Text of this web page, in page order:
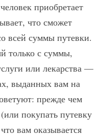
приобретает
что сможет
всей суммы путевки.
только с суммы,
или лекарства —
выданных вам на
прежде чем
покупать путевку
вам оказывается